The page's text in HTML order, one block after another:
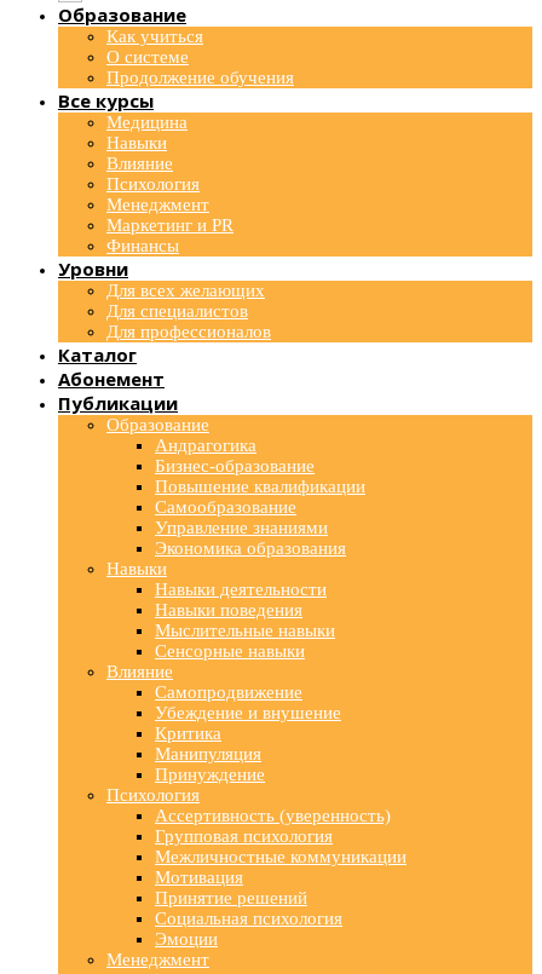
Образование
Как учиться
О системе
Продолжение обучения
Все курсы
Медицина
Навыки
Влияние
Психология
Менеджмент
Маркетинг и PR
Финансы
Уровни
Для всех желающих
Для специалистов
Для профессионалов
Каталог
Абонемент
Публикации
Образование
Андрагогика
Бизнес-образование
Повышение квалификации
Самообразование
Управление знаниями
Экономика образования
Навыки
Навыки деятельности
Навыки поведения
Мыслительные навыки
Сенсорные навыки
Влияние
Самопродвижение
Убеждение и внушение
Критика
Манипуляция
Принуждение
Психология
Ассертивность (уверенность)
Групповая психология
Межличностные коммуникации
Мотивация
Принятие решений
Социальная психология
Эмоции
Менеджмент